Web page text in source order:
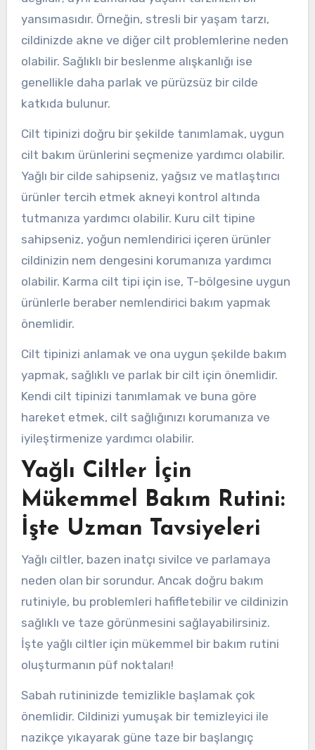
yansımasıdır. Örneğin, stresli bir yaşam tarzı,
cildinizde akne ve diğer cilt problemlerine neden
olabilir. Sağlıklı bir beslenme alışkanlığı ise
genellikle daha parlak ve pürüzsüz bir cilde
katkıda bulunur.
Cilt tipinizi doğru bir şekilde tanımlamak, uygun
cilt bakım ürünlerini seçmenize yardımcı olabilir.
Yağlı bir cilde sahipseniz, yağsız ve matlaştırıcı
ürünler tercih etmek akneyi kontrol altında
tutmanıza yardımcı olabilir. Kuru cilt tipine
sahipseniz, yoğun nemlendirici içeren ürünler
cildinizin nem dengesini korumanıza yardımcı
olabilir. Karma cilt tipi için ise, T-bölgesine uygun
ürünlerle beraber nemlendirici bakım yapmak
önemlidir.
Cilt tipinizi anlamak ve ona uygun şekilde bakım
yapmak, sağlıklı ve parlak bir cilt için önemlidir.
Kendi cilt tipinizi tanımlamak ve buna göre
hareket etmek, cilt sağlığınızı korumanıza ve
iyileştirmenize yardımcı olabilir.
Yağlı Ciltler İçin
Mükemmel Bakım Rutini:
İşte Uzman Tavsiyeleri
Yağlı ciltler, bazen inatçı sivilce ve parlamaya
neden olan bir sorundur. Ancak doğru bakım
rutiniyle, bu problemleri hafifletebilir ve cildinizin
sağlıklı ve taze görünmesini sağlayabilirsiniz.
İşte yağlı ciltler için mükemmel bir bakım rutini
oluşturmanın püf noktaları!
Sabah rutininizde temizlikle başlamak çok
önemlidir. Cildinizi yumuşak bir temizleyici ile
nazikçe yıkayarak güne taze bir başlangıç